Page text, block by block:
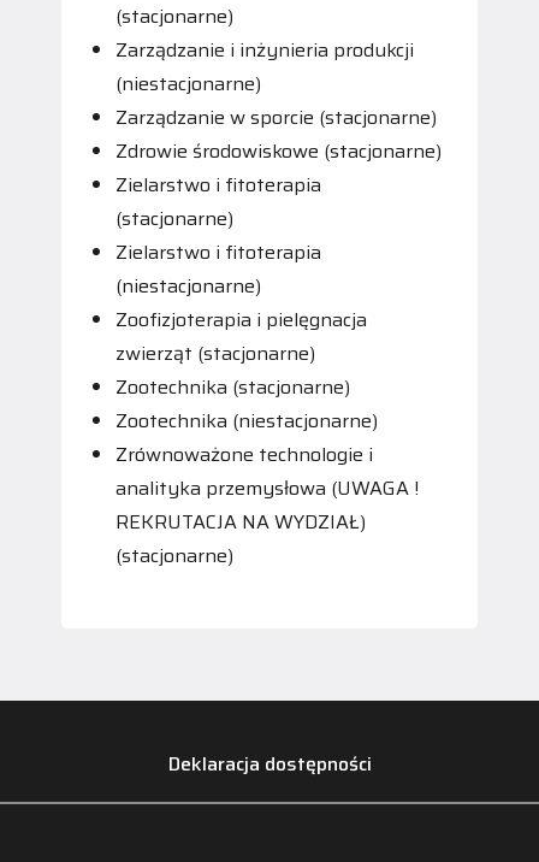
(stacjonarne)
Zarządzanie i inżynieria produkcji
(niestacjonarne)
Zarządzanie w sporcie (stacjonarne)
Zdrowie środowiskowe (stacjonarne)
Zielarstwo i fitoterapia
(stacjonarne)
Zielarstwo i fitoterapia
(niestacjonarne)
Zoofizjoterapia i pielęgnacja
zwierząt (stacjonarne)
Zootechnika (stacjonarne)
Zootechnika (niestacjonarne)
Zrównoważone technologie i
analityka przemysłowa (UWAGA !
REKRUTACJA NA WYDZIAŁ)
(stacjonarne)
Deklaracja dostępności